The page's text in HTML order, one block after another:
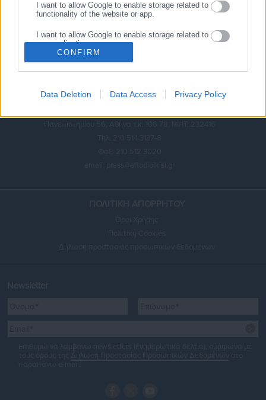
I want to allow Google to enable storage related to
functionality of the website or app.
I want to allow Google to enable storage related to
personalization.
I want to allow Google to enable storage related to
security, including authentication functionality and
CONFIRM
Data Deletion Data Access Privacy Policy
Κεντρική Εκλογές Διαύγεια
Ευρετήριο ΟΤΑ Σύνδεσμοι Ταυτότητα
Διαφήμιση Επικοινωνία